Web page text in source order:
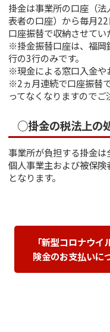
掛金は事業所の口座（
表者の口座）から毎月
口座振替で収納させてい
※掛金振替口座は、福岡
行の3行のみです。
※現金による窓口入金や
※2ヵ月連続で口座振替
ってなくなりますのでご
○掛金の税法上の
事業所が負担する掛金は
個人事業主および被保
となります。
「新型コロナウ
険金のお支払いに